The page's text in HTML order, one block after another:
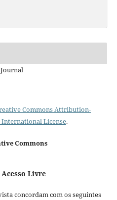
Commons Attribution-
International License.
Commons
Livre
concordam com os seguintes